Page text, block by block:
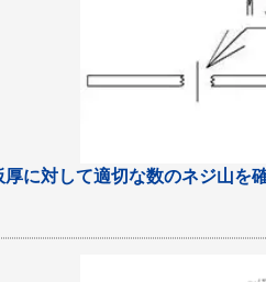
厚に対して適切な数のネジ山を